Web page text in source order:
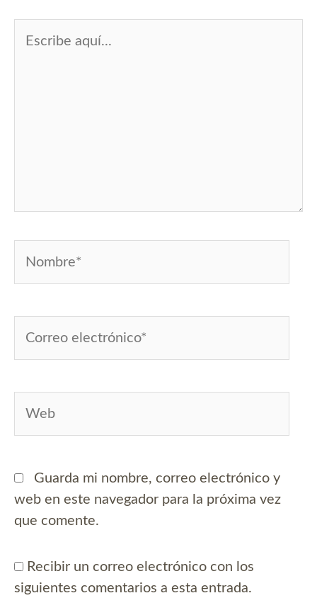
Guarda mi nombre, correo electrónico y
web en este navegador para la próxima vez
que comente.
Recibir un correo electrónico con los
siguientes comentarios a esta entrada.